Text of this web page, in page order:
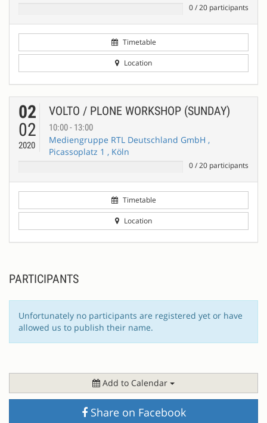
0/20 participants
Timetable
Location
02
02
2020
VOLTO / PLONE WORKSHOP (SUNDAY)
10:00 - 13:00
Mediengruppe RTL Deutschland GmbH ,
Picassoplatz 1 , Köln
0/20 participants
Timetable
Location
PARTICIPANTS
Unfortunately no participants are registered yet or have
allowed us to publish their name.
Add to Calendar
Share on Facebook